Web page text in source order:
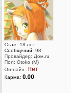
Стаж: 18 лет
Сообщений: 98
Провайдер: Дом.ru
Пол: Otoko (M)
Он-лайн: Нет
Карма: 0.00